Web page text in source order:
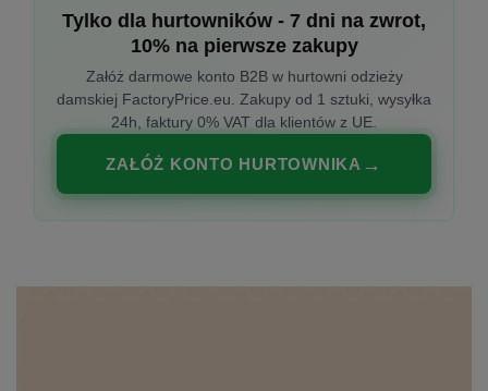
Tylko dla hurtowników - 7 dni na zwrot,
10% na pierwsze zakupy
Załóż darmowe konto B2B w hurtowni odzieży
damskiej FactoryPrice.eu. Zakupy od 1 sztuki, wysyłka
24h, faktury 0% VAT dla klientów z UE.
ZAŁÓŻ KONTO HURTOWNIKA